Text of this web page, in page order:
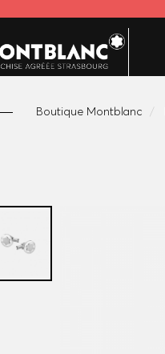
Boutique Montblanc